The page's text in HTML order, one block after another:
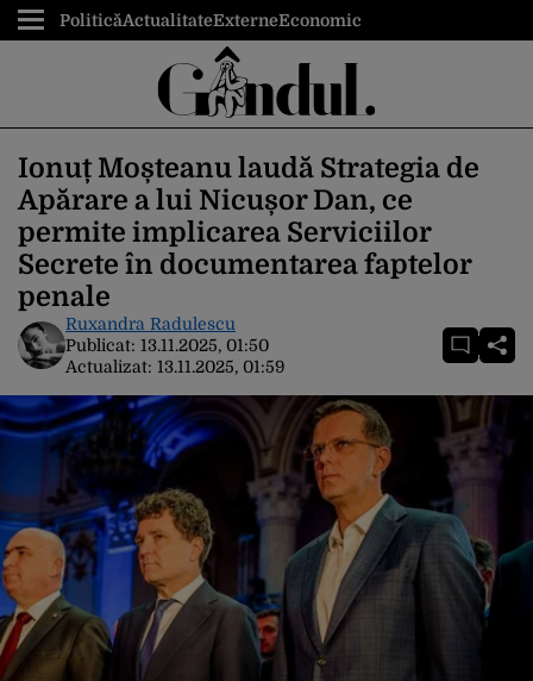
PoliticăActualitateExterneEconomic
Ionuț Moșteanu laudă Strategia de
Apărare a lui Nicușor Dan, ce
permite implicarea Serviciilor
Secrete în documentarea faptelor
penale
Ruxandra Radulescu
Publicat: 13.11.2025, 01:50
Actualizat: 13.11.2025, 01:59